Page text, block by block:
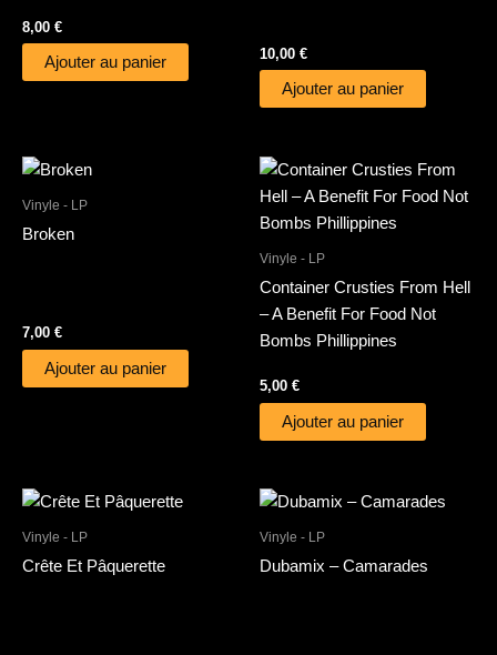
8,00 €
Ajouter au panier
10,00 €
Ajouter au panier
Vinyle - LP
Broken
7,00 €
Ajouter au panier
Vinyle - LP
Container Crusties From Hell
– A Benefit For Food Not
Bombs Phillippines
5,00 €
Ajouter au panier
Vinyle - LP
Crête Et Pâquerette
Vinyle - LP
Dubamix – Camarades